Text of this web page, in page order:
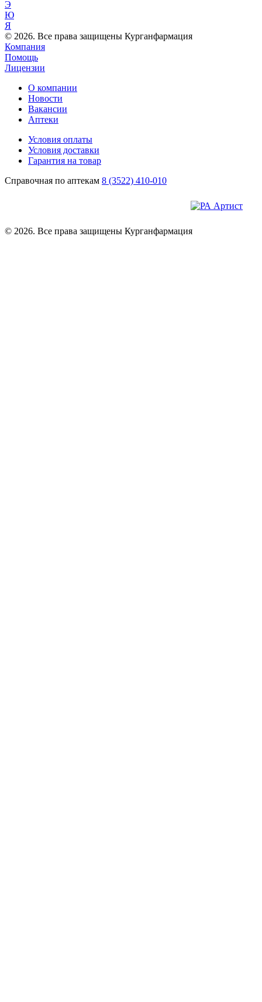
Э
Ю
Я
© 2026. Все права защищены Курганфармация
Компания
Помощь
Лицензии
О компании
Новости
Вакансии
Аптеки
Условия оплаты
Условия доставки
Гарантия на товар
Справочная по аптекам 8 (3522) 410-010
© 2026. Все права защищены Курганфармация